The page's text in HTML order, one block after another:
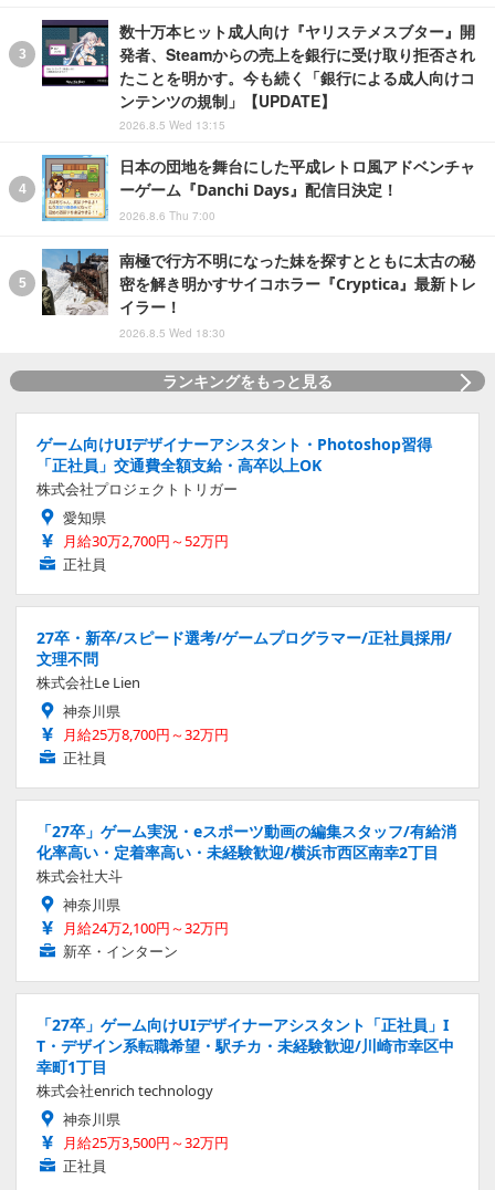
数十万本ヒット成人向け『ヤリステメスブター』開
発者、Steamからの売上を銀行に受け取り拒否され
たことを明かす。今も続く「銀行による成人向けコ
ンテンツの規制」【UPDATE】
2026.8.5 Wed 13:15
日本の団地を舞台にした平成レトロ風アドベンチャ
ーゲーム『Danchi Days』配信日決定！
2026.8.6 Thu 7:00
南極で行方不明になった妹を探すとともに太古の秘
密を解き明かすサイコホラー『Cryptica』最新トレ
イラー！
2026.8.5 Wed 18:30
ランキングをもっと見る
ゲーム向けUIデザイナーアシスタント・Photoshop習得
「正社員」交通費全額支給・高卒以上OK
株式会社プロジェクトトリガー
愛知県
月給30万2,700円～52万円
正社員
27卒・新卒/スピード選考/ゲームプログラマー/正社員採用/
文理不問
株式会社Le Lien
神奈川県
月給25万8,700円～32万円
正社員
「27卒」ゲーム実況・eスポーツ動画の編集スタッフ/有給消
化率高い・定着率高い・未経験歓迎/横浜市西区南幸2丁目
株式会社大斗
神奈川県
月給24万2,100円～32万円
新卒・インターン
「27卒」ゲーム向けUIデザイナーアシスタント「正社員」I
T・デザイン系転職希望・駅チカ・未経験歓迎/川崎市幸区中
幸町1丁目
株式会社enrich technology
神奈川県
月給25万3,500円～32万円
正社員